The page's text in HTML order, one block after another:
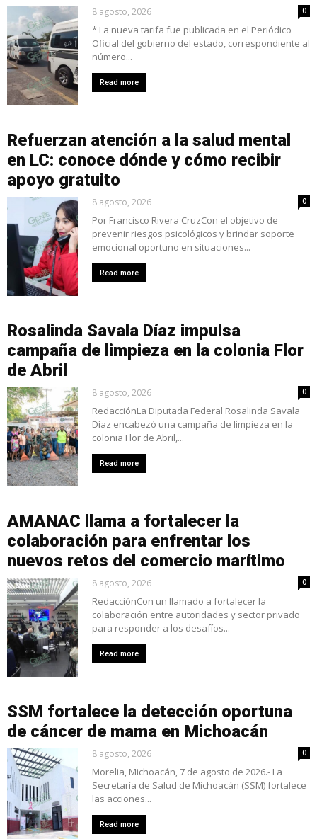
8 agosto, 2026 0
* La nueva tarifa fue publicada en el Periódico
Oficial del gobierno del estado, correspondiente al
número...
Read more
Refuerzan atención a la salud mental
en LC: conoce dónde y cómo recibir
apoyo gratuito
8 agosto, 2026 0
Por Francisco Rivera CruzCon el objetivo de
prevenir riesgos psicológicos y brindar soporte
emocional oportuno en situaciones...
Read more
Rosalinda Savala Díaz impulsa
campaña de limpieza en la colonia Flor
de Abril
8 agosto, 2026 0
RedacciónLa Diputada Federal Rosalinda Savala
Díaz encabezó una campaña de limpieza en la
colonia Flor de Abril,...
Read more
AMANAC llama a fortalecer la
colaboración para enfrentar los
nuevos retos del comercio marítimo
8 agosto, 2026 0
RedacciónCon un llamado a fortalecer la
colaboración entre autoridades y sector privado
para responder a los desafíos...
Read more
SSM fortalece la detección oportuna
de cáncer de mama en Michoacán
8 agosto, 2026 0
Morelia, Michoacán, 7 de agosto de 2026.- La
Secretaría de Salud de Michoacán (SSM) fortalece
las acciones...
Read more